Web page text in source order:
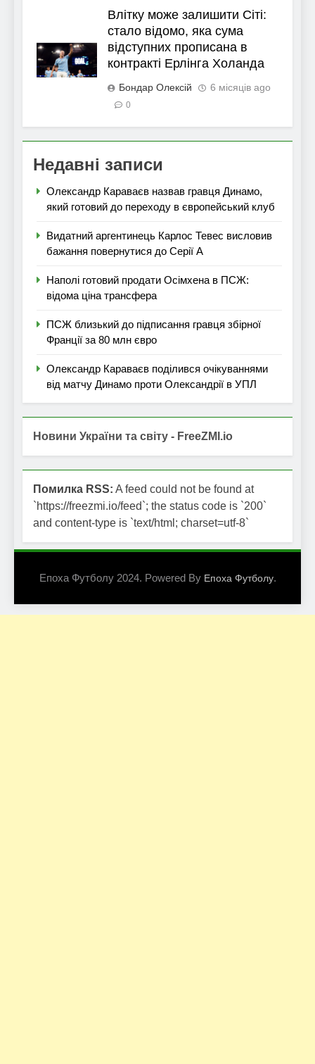
Влітку може залишити Сіті:
стало відомо, яка сума
відступних прописана в
контракті Ерлінга Холанда
Бондар Олексій 6 місяців ago
0
Недавні записи
Олександр Караваєв назвав гравця Динамо,
який готовий до переходу в європейський клуб
Видатний аргентинець Карлос Тевес висловив
бажання повернутися до Серії А
Наполі готовий продати Осімхена в ПСЖ:
відома ціна трансфера
ПСЖ близький до підписання гравця збірної
Франції за 80 млн євро
Олександр Караваєв поділився очікуваннями
від матчу Динамо проти Олександрії в УПЛ
Новини України та світу - FreeZMI.io
Помилка RSS: A feed could not be found at
`https://freezmi.io/feed`; the status code is `200`
and content-type is `text/html; charset=utf-8`
Епоха Футболу 2024. Powered By Епоха Футболу.